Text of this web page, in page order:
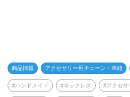
商品情報 アクセサリー用チェーン・革紐
ハンドメイド ネックレス アクセサ